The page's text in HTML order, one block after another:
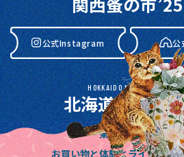
公式Instagram 公
HOKKAIDO NOMINOICHI
北海道蚤の市
公式Instagram 公
東京蚤の市は
お買い物と体験とライブが融